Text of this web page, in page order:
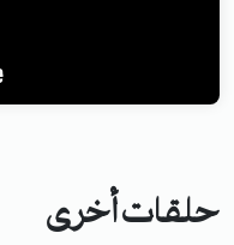
حلقات أخرى